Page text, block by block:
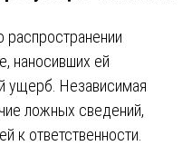
распространении
наносивших ей
ущерб. Независимая
ложных сведений,
к ответственности.